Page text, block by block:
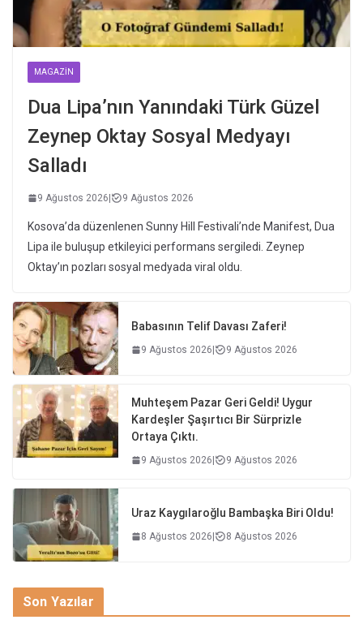
MAGAZIN
Dua Lipa’nın Yanındaki Türk Güzel
Zeynep Oktay Sosyal Medyayı
Salladı
9 Ağustos 2026 9 Ağustos 2026
Kosova’da düzenlenen Sunny Hill Festivali’nde Manifest, Dua
Lipa ile buluşup etkileyici performans sergiledi. Zeynep
Oktay’ın pozları sosyal medyada viral oldu.
Babasının Telif Davası Zaferi!
9 Ağustos 2026 9 Ağustos 2026
Muhteşem Pazar Geri Geldi! Uygur
Kardeşler Şaşırtıcı Bir Sürprizle
Ortaya Çıktı.
9 Ağustos 2026 9 Ağustos 2026
Uraz Kaygılaroğlu Bambaşka Biri Oldu!
8 Ağustos 2026 8 Ağustos 2026
Son Yazılar